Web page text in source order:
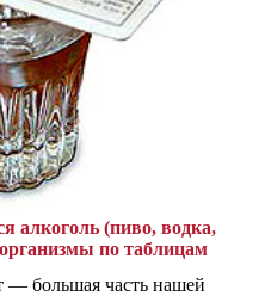
алкоголь (пиво, водка,
по таблицам
— большая часть нашей